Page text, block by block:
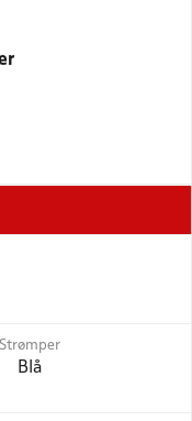
Strømper
Blå